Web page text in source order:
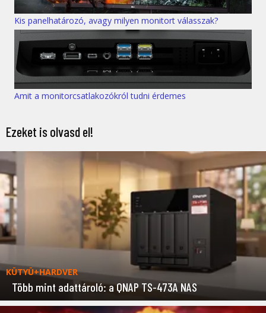
Kis panelhatározó, avagy milyen monitort válasszak?
Amit a monitorcsatlakozókról tudni érdemes
Ezeket is olvasd el!
KÜTYÜ+HARDVER
Több mint adattároló: a QNAP TS-473A NAS